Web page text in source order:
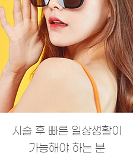
시술 후 빠른 일상생활이
​가능해야 하는 분